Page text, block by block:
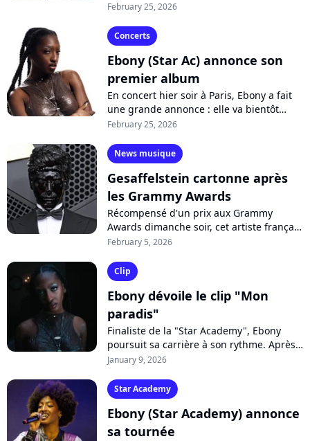
Paris. Un concert qui a réservé de
comme...
February 25, 2026
Concerts
Ebony (Star Ac) annonce son
premier album
En concert hier soir à Paris, Ebony a fait
une grande annonce : elle va bientôt
sortir son premier album "MENELIK".
February 25, 2026
News musique
Gesaffelstein cartonne après
les Grammy Awards
Récompensé d'un prix aux Grammy
Awards dimanche soir, cet artiste français
voit depuis son répertoire être plébiscité.
February 5, 2026
Clip
Ebony dévoile le clip "Mon
paradis"
Finaliste de la "Star Academy", Ebony
poursuit sa carrière à son rythme. Après
le mordant "Rage", la chanteuse continue
January 9, 2026
Star Academy
Ebony (Star Academy) annonce
sa tournée